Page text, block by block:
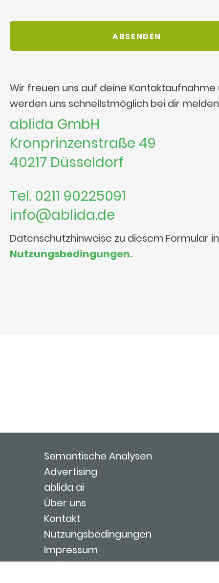
Wir freuen uns auf deine Kontaktaufnahme
werden uns schnellstmöglich bei dir
ablida GmbH
Kronprinzenstraße 49
40217 Düsseldorf
Tel. 0211 90225091
info@ablida.de
Datenschutzhinweise zu diesem Formular
Nutzungsbedingungen.
Semantische Analysen
Advertising
ablida ai
Über uns
Kontakt
Nutzungsbedingungen
Impressum
Login